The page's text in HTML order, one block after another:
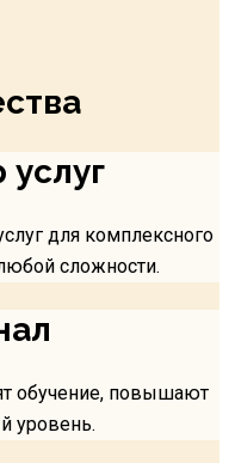
для комплексного
сложности.
обучение, повышают
уровень.